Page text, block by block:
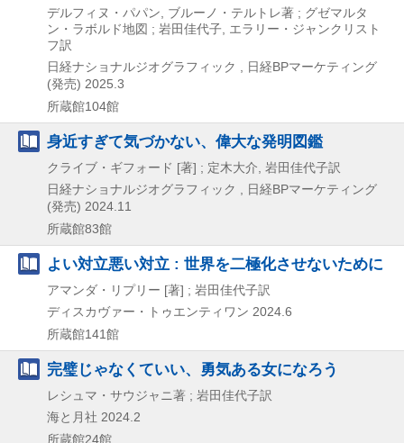
デルフィヌ・パパン, ブルーノ・テルトレ著 ; グゼマルタ
ン・ラボルド地図 ; 岩田佳代子, エラリー・ジャンクリスト
フ訳
日経ナショナルジオグラフィック , 日経BPマーケティング
(発売) 2025.3
所蔵館104館
身近すぎて気づかない、偉大な発明図鑑
クライブ・ギフォード [著] ; 定木大介, 岩田佳代子訳
日経ナショナルジオグラフィック , 日経BPマーケティング
(発売) 2024.11
所蔵館83館
よい対立悪い対立 : 世界を二極化させないために
アマンダ・リプリー [著] ; 岩田佳代子訳
ディスカヴァー・トゥエンティワン 2024.6
所蔵館141館
完璧じゃなくていい、勇気ある女になろう
レシュマ・サウジャニ著 ; 岩田佳代子訳
海と月社 2024.2
所蔵館24館